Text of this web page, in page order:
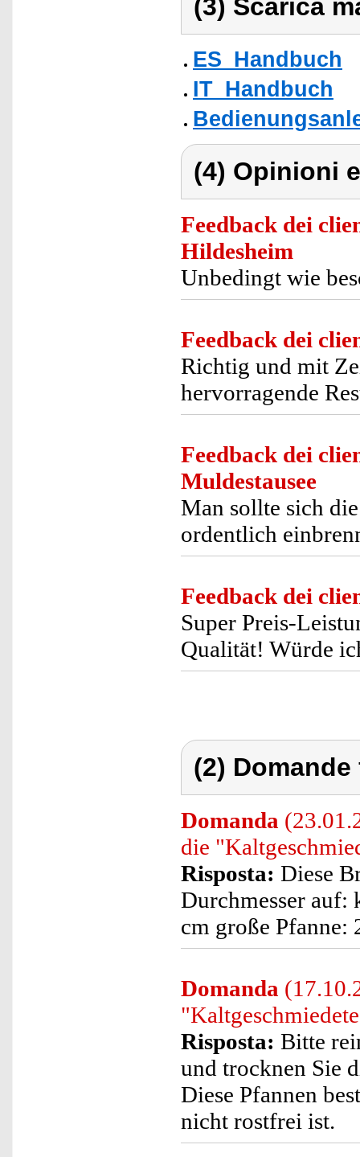
(3) Scarica
ES_Handbuch
IT_Handbuch
(4) Opinioni
Feedback dei
Hildesheim
Unbedingt wie
Feedback dei
Richtig und mit
hervorragende
Feedback dei
Muldestausee
Man sollte sich
ordentlich
Feedback dei
Super Preis-
Qualität! Würde
(2)
Domanda
die
Risposta: Diese
Durchmesser auf:
cm große Pfanne:
Domanda
Risposta: Bitte
und trocknen Sie
Diese Pfannen
nicht rostfrei ist.